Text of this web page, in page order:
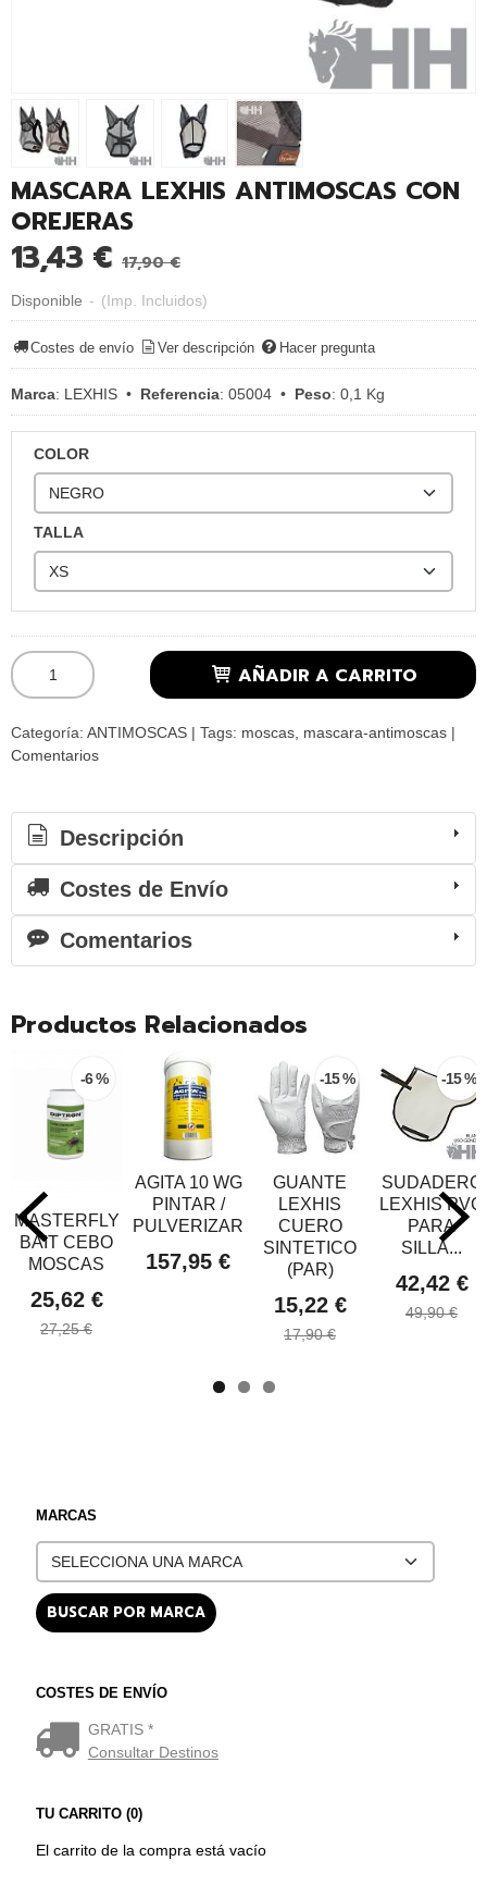
MARCAS
COSTES DE ENVÍO
GRATIS *
Consultar Destinos
TU CARRITO (0)
El carrito de la compra está vacío
MASCARA LEXHIS ANTIMOSCAS CON
OREJERAS
13,43 € 17,90 €
Disponible - (Imp. Incluidos)
Costes de envío Ver descripción Hacer pregunta
Marca: LEXHIS • Referencia: 05004 • Peso: 0,1 Kg
COLOR
TALLA
AÑADIR A CARRITO
Categoría: ANTIMOSCAS | Tags: moscas mascara-antimoscas |
Comentarios
Descripción
Costes de Envío
Comentarios
Productos Relacionados
-6 %
MASTERFLY
BAIT CEBO
MOSCAS
25,62 €
27,25 €
AGITA 10 WG
PINTAR /
PULVERIZAR
157,95 €
-15 %
GUANTE
LEXHIS
CUERO
SINTETICO
(PAR)
15,22 €
17,90 €
-15 %
SUDADERO
LEXHIS PVC
PARA
SILLA...
42,42 €
49,90 €